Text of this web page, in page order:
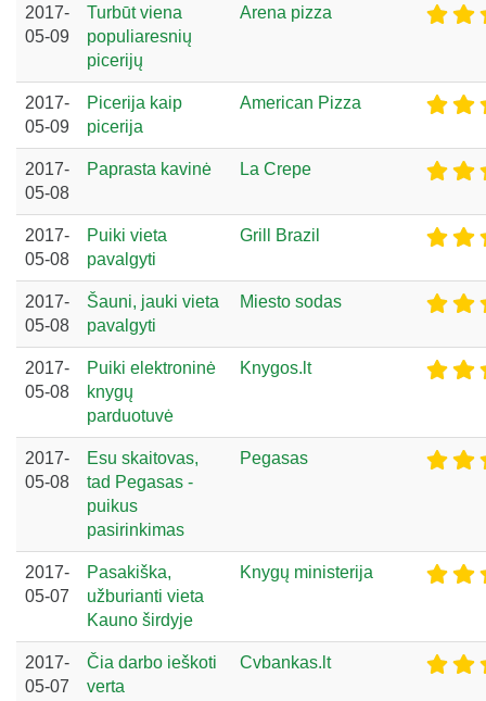
2017-
05-09
Turbūt viena
populiaresnių
picerijų
Arena pizza
2017-
05-09
Picerija kaip
picerija
American Pizza
2017-
05-08
Paprasta kavinė La Crepe
2017-
05-08
Puiki vieta
pavalgyti
Grill Brazil
2017-
05-08
Šauni, jauki vieta
pavalgyti
Miesto sodas
2017-
05-08
Puiki elektroninė
knygų
parduotuvė
Knygos.lt
2017-
05-08
Esu skaitovas,
tad Pegasas -
puikus
pasirinkimas
Pegasas
2017-
05-07
Pasakiška,
užburianti vieta
Kauno širdyje
Knygų ministerija
2017-
05-07
Čia darbo ieškoti
verta
Cvbankas.lt